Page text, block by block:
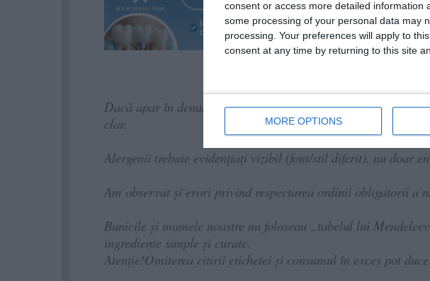
consent or access more detailed information
some processing of your personal data may
processing. Your preferences will apply to
consent at any time by returning to this site
MORE OPTIONS
Dacă apar în denumire sau pe ambalaj (nucă, rahat, stafide,
clar.
Alergenii trebuie evidențiați vizibil (font/stil diferit), nu doar
Am observat și erori privind respectarea ordinii obligatorii a
Bunicile și mamele noastre nu foloseau „tabelul lui
ingrediente simple și curate.
Atenție!Omiterea citirii etichetei și consumul în exces pot